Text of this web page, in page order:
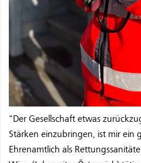
"Der Gesellschaft etwas
Stärken einzubringen, ist mir ein
Ehrenamtlich als